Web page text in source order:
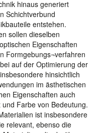
hinaus generiert
Schichtverbund
entstehen.
sollen dieselben
Eigenschaften
Formgebungs¬verfahren
auf der Optimierung der
hinsichtlich
im ästhetischen
Eigenschaften auch
Farbe von Bedeutung.
ist insbesondere
relevant, ebenso die